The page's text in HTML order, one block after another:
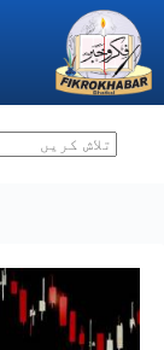
content